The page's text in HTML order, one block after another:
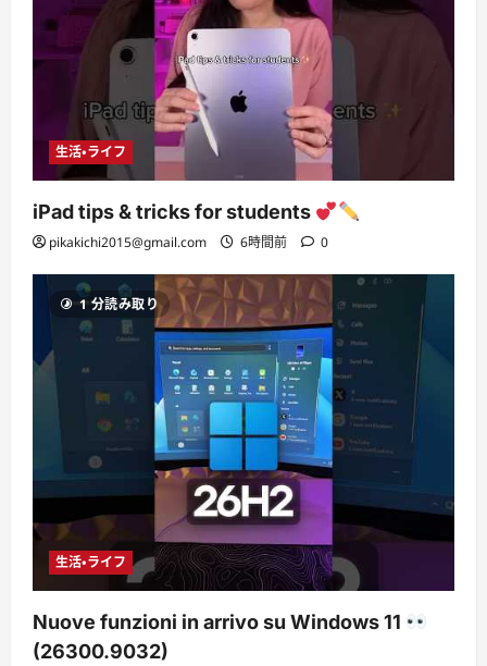
生活・ライフ
iPad tips & tricks for students
pikakichi2015@gmail.com 6時間前 0
1 分読み取り
生活・ライフ
Nuove funzioni in arrivo su Windows 11
(26300.9032)